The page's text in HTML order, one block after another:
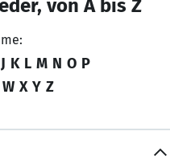
von A bis Z
J K L M N O P
W X Y Z